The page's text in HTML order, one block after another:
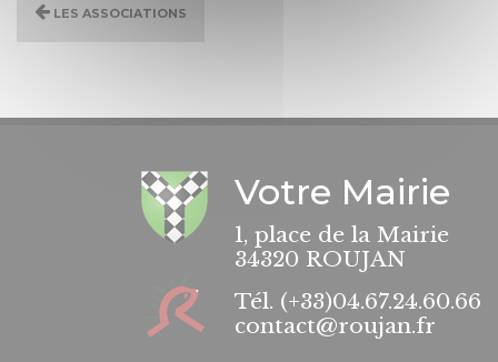
Les associations
Votre Mairie
1, place de la Mairie
34320 ROUJAN
Tél. (+33)04.67.24.60.66
contact@roujan.fr